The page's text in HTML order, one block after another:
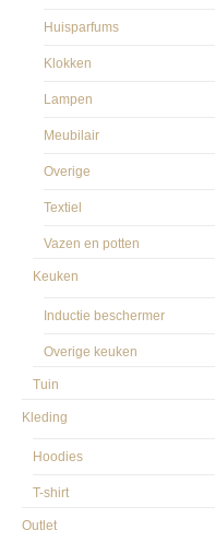
Huisparfums
Klokken
Lampen
Meubilair
Overige
Textiel
Vazen en potten
Keuken
Inductie beschermer
Overige keuken
Tuin
Kleding
Hoodies
T-shirt
Outlet